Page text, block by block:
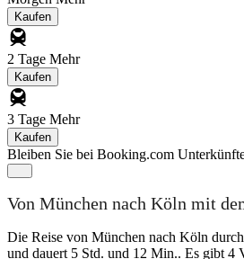
Kaufen
2 Tage Mehr
Kaufen
3 Tage Mehr
Kaufen
Bleiben Sie bei Booking.com
Von München nach Köln mit
Die Reise von München nach Köln
und dauert 5 Std. und 12 Min.. Es gibt 4